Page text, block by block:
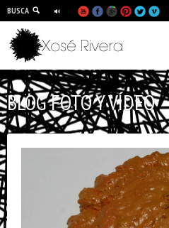
BUSCA
BLOG FOTO Y VÍDEO